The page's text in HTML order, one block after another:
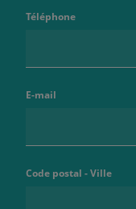
Téléphone
E-mail
Code postal - Ville